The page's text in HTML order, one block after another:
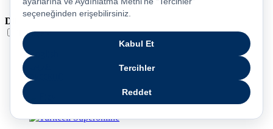
Dil
Türkçe
English
русский